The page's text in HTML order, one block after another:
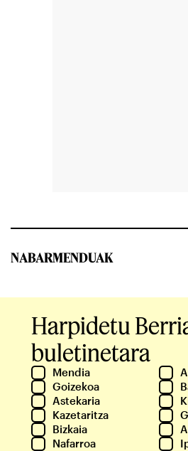
NABARMENDUAK
Harpidetu
buletinetara
Mendia
Goizekoa
Astekaria
Kazetaritza
Bizkaia
Nafarroa